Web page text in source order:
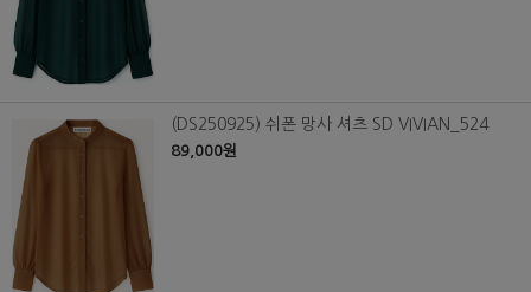
(DS250925) 쉬폰 망사 셔츠 SD VIVIAN_524
89,000원